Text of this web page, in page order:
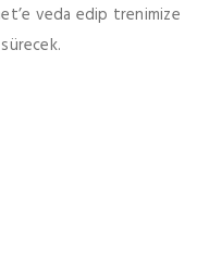
veda edip trenimize